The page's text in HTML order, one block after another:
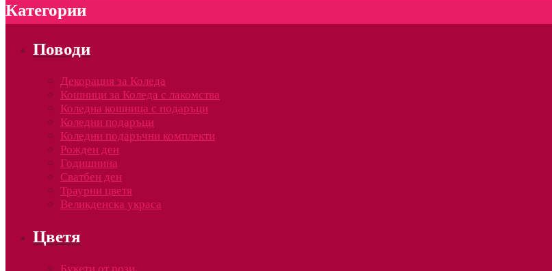
Категории
Поводи
Декорация за Коледа
Кошници за Коледа с лакомства
Коледна кошница с подаръци
Коледни подаръци
Коледни подаръчни комплекти
Рожден ден
Годишнина
Сватбен ден
Траурни цветя
Великденска украса
Цветя